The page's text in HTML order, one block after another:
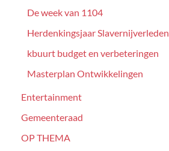
De week van 1104
Herdenkingsjaar Slavernijverleden
kbuurt budget en verbeteringen
Masterplan Ontwikkelingen
Entertainment
Gemeenteraad
OP THEMA